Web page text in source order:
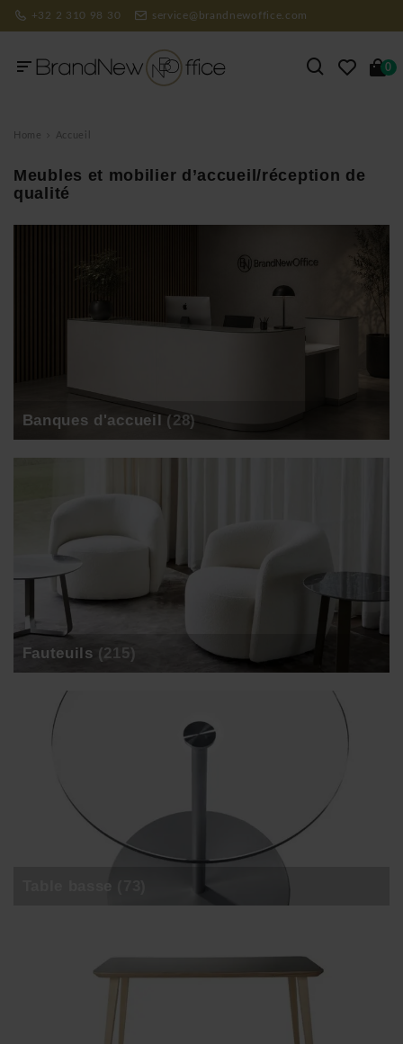
+32 2 310 98 30 service@brandnewoffice.com
0
Home Accueil
Meubles et mobilier d’accueil/réception de
qualité
Banques d'accueil (28)
Fauteuils (215)
Table basse